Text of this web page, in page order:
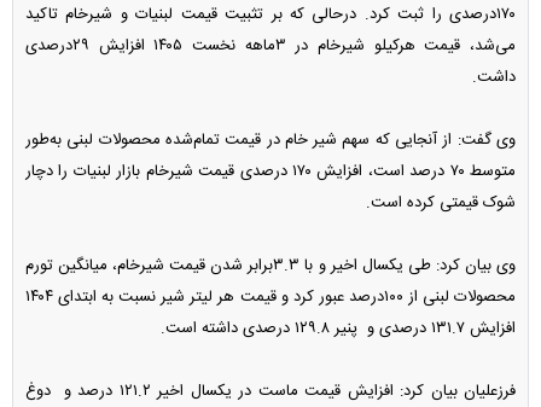
۱۷۰درصدی را ثبت کرد. درحالی که بر تثبیت قیمت لبنیات و شیرخام تاکید
می‌شد، قیمت هرکیلو شیرخام در ۳ماهه نخست ۱۴۰۵ افزایش ۲۹درصدی
داشت.
وی گفت: از آنجایی که سهم شیر خام در قیمت تمام‌شده محصولات لبنی به‌طور
متوسط ۷۰ درصد است، افزایش ۱۷۰ درصدی قیمت شیرخام بازار لبنیات را دچار
شوک قیمتی کرده است.
وی بیان کرد: طی یکسال اخیر و با ۳.۳برابر شدن قیمت شیرخام، میانگین تورم
محصولات لبنی از ۱۰۰درصد عبور کرد و قیمت هر لیتر شیر نسبت به ابتدای ۱۴۰۴
افزایش ۱۳۱.۷ درصدی و پنیر ۱۲۹.۸ درصدی داشته است.
فرزعلیان بیان کرد: افزایش قیمت ماست در یکسال اخیر ۱۲۱.۲ درصد و دوغ